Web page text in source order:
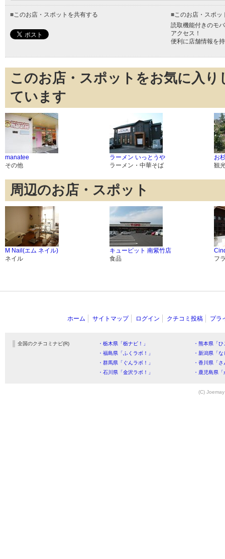
■このお店・スポットを共有する ■このお店・スポッ
読取機能付きのモ
アクセス！
便利に店舗情報を
このお店・スポットをお気に入
ています
manatee
その他
ラーメン いっとうや
ラーメン・中華そば
お
観
周辺のお店・スポット
M Nail(エム ネイル)
ネイル
キューピット 南紫竹店
食品
フ
ホーム サイトマップ ログイン クチコミ投稿 プラ
全国のクチコミナビ(R) ・栃木県「栃ナビ！」
・熊本県「
・福島県「ふくラボ！」
・新潟県「
・群馬県「ぐんラボ！」
・香川県「
・石川県「金沢ラボ！」
・鹿児島県
(C)